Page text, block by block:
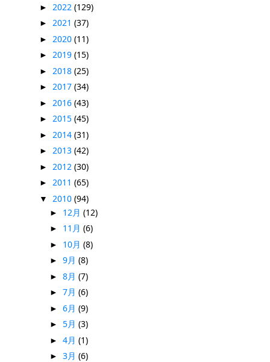
► 2022 (129)
► 2021 (37)
► 2020 (11)
► 2019 (15)
► 2018 (25)
► 2017 (34)
► 2016 (43)
► 2015 (45)
► 2014 (31)
► 2013 (42)
► 2012 (30)
► 2011 (65)
▼ 2010 (94)
► 12月 (12)
► 11月 (6)
► 10月 (8)
► 9月 (8)
► 8月 (7)
► 7月 (6)
► 6月 (9)
► 5月 (3)
► 4月 (1)
► 3月 (6)